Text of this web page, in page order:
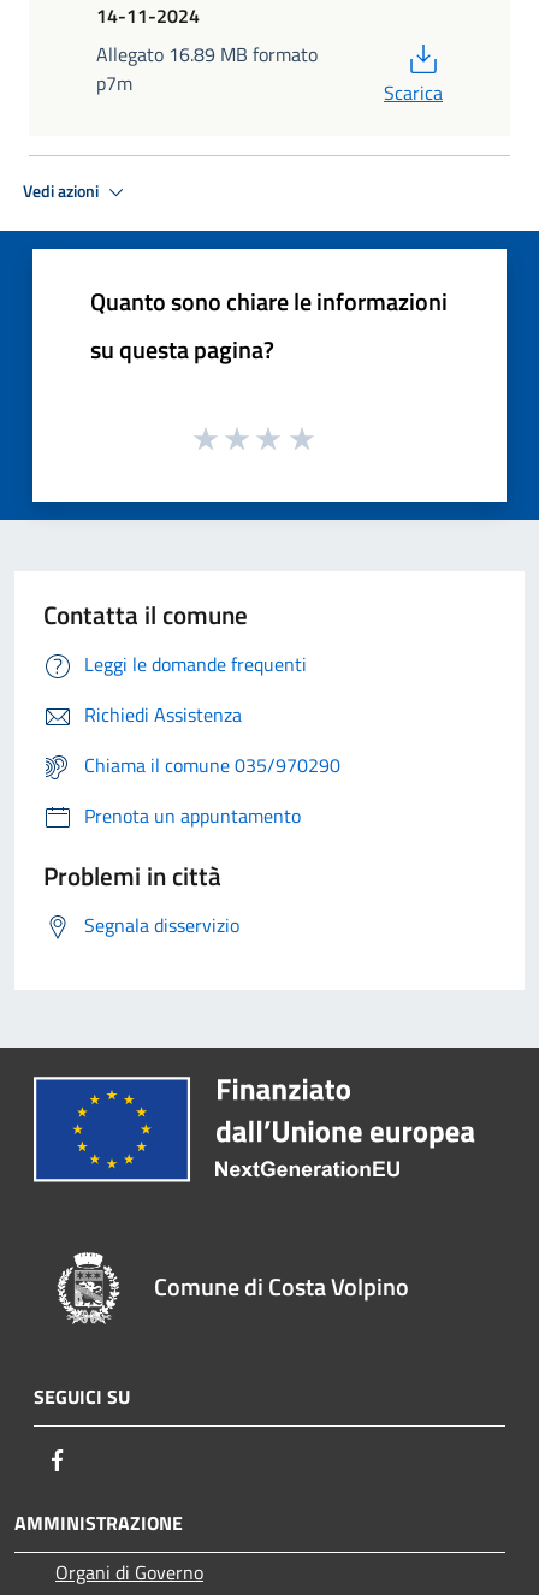
14-11-2024
Allegato 16.89 MB formato
p7m
Scarica
Vedi azioni
Quanto sono chiare le informazioni
su questa pagina?
Contatta il comune
Leggi le domande frequenti
Richiedi Assistenza
Chiama il comune 035/970290
Prenota un appuntamento
Problemi in città
Segnala disservizio
Comune di Costa Volpino
SEGUICI SU
AMMINISTRAZIONE
Organi di Governo